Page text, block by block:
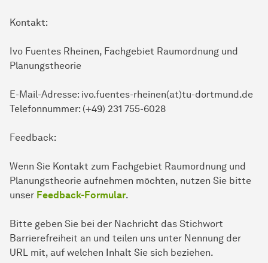
Kontakt:
Ivo Fuentes Rheinen, Fachgebiet Raumordnung und
Planungstheorie
E-Mail-Adresse: ivo.fuentes-rheinen(at)tu-dortmund.de
Telefonnummer: (+49) 231 755-6028
Feedback:
Wenn Sie Kontakt zum Fachgebiet Raumordnung und
Planungstheorie aufnehmen möchten, nutzen Sie bitte
unser Feedback-Formular.
Bitte geben Sie bei der Nachricht das Stichwort
Barrierefreiheit an und teilen uns unter Nennung der
URL mit, auf welchen Inhalt Sie sich beziehen.